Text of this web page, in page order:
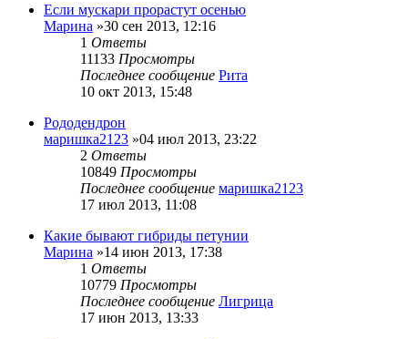
Если мускари прорастут осенью
Марина »30 сен 2013, 12:16
1 Ответы
11133 Просмотры
Последнее сообщение Рита
10 окт 2013, 15:48
Рододендрон
маришка2123 »04 июл 2013, 23:22
2 Ответы
10849 Просмотры
Последнее сообщение маришка2123
17 июл 2013, 11:08
Какие бывают гибриды петунии
Марина »14 июн 2013, 17:38
1 Ответы
10779 Просмотры
Последнее сообщение Лигрица
17 июн 2013, 13:33